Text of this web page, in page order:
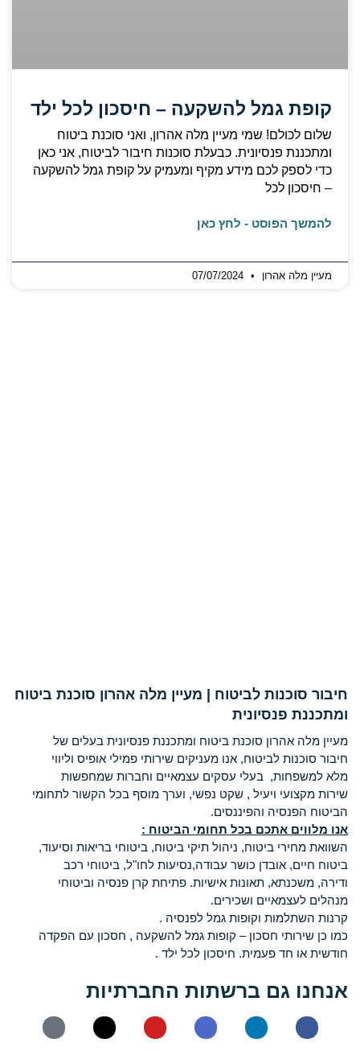
קופת גמל להשקעה – חיסכון לכל ילד
שלום לכולם! שמי מעיין מלה אהרון, ואני סוכנת ביטוח
ומתכננת פנסיונית. כבעלת סוכנות חיבור לביטוח, אני כאן
כדי לספק לכם מידע מקיף ומעמיק על קופת גמל להשקעה
– חיסכון לכל
להמשך הפוסט - לחץ כאן
מעיין מלה אהרון
חיבור סוכנות לביטוח | מעיין מלה אהרון סוכנת ביטוח
ומתכננת פנסיונית
מעיין מלה אהרון סוכנת ביטוח ומתכננת פנסיונית בעלים של
חיבור סוכנות לביטוח, אנו מעניקים שירותי פמילי אופיס וליווי
מלא למשפחות, בעלי עסקים עצמאיים וחברות שמחפשות
שירות מקצועי ויעיל , שקט נפשי, וערך מוסף בכל הקשור לתחומי
הביטוח הפנסיה והפיננסים.
אנו מלווים אתכם בכל תחומי הביטוח :
השוואת מחירי ביטוח, ניהול תיקי ביטוח, ביטוחי בריאות וסיעוד,
ביטוח חיים, אובדן כושר עבודה,נסיעות לחו"ל, ביטוחי רכב
ודירה, משכנתא, תאונות אישיות. פתיחת קרן פנסיה וביטוחי
מנהלים לעצמאיים ושכירים.
קרנות השתלמות וקופות גמל לפנסיה .
כמו כן שירותי חסכון – קופות גמל להשקעה , חסכון עם הפקדה
חודשית או חד פעמית. חיסכון לכל ילד .
אנחנו גם ברשתות החברתיות